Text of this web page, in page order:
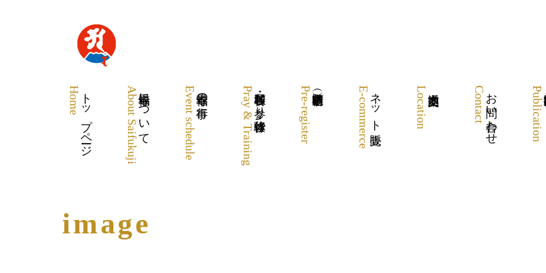
トップページ
Home 最福寺について
About Saifukuji 最福寺の行事
Event schedule 各種祈願・お参り・体験修行
Pray & Training Pre-register ネット販売
E-commerce Location お問い合わせ
Contact Publication
image